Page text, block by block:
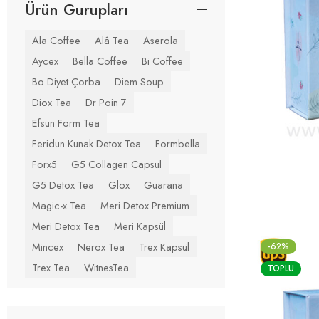
-62%
TOPLU
Ürün Gurupları
Ala Coffee Alâ Tea
Aserola
Aycex
Bella Coffee
Bi Coffee
Bo Diyet Çorba
Diem Soup
Diox Tea
Dr Poin 7
Efsun Form Tea
Feridun Kunak Detox Tea
Formbella
Forx5
G5 Collagen Capsul
G5 Detox Tea
Glox
Guarana
Magic-x Tea
Meri Detox Premium
Meri Detox Tea
Meri Kapsül
Mincex
Nerox Tea
Trex Kapsül
Trex Tea
WitnesTea